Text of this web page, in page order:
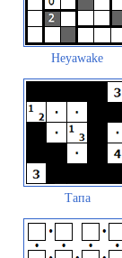
Heyawake
Тапа